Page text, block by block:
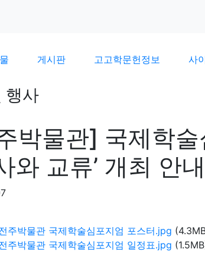
게시판 고고학문헌정보 사
행사
박물관] 국제학술
와 교류’ 개최 안내
주박물관 국제학술심포지엄 포스터.jpg
주박물관 국제학술심포지엄 일정표.jpg